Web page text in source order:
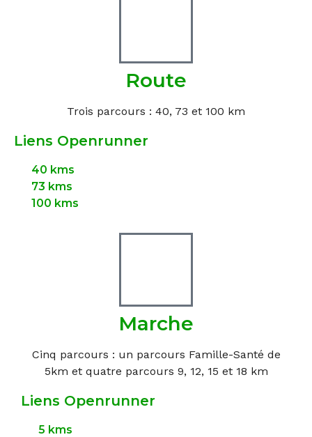
Route
Trois parcours : 40, 73 et 100 km
Liens Openrunner
40 kms
73 kms
100 kms
Marche
Cinq parcours : un parcours Famille-Santé de
5km et quatre parcours 9, 12, 15 et 18 km
Liens Openrunner
5 kms